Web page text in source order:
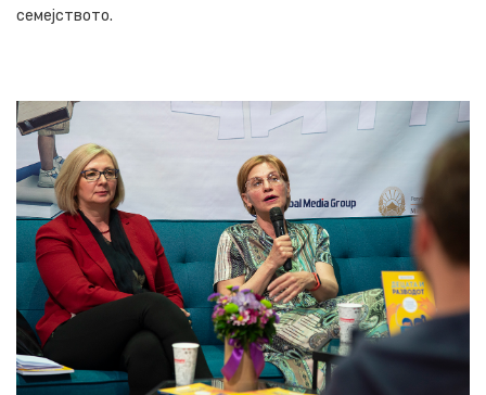
семејството.